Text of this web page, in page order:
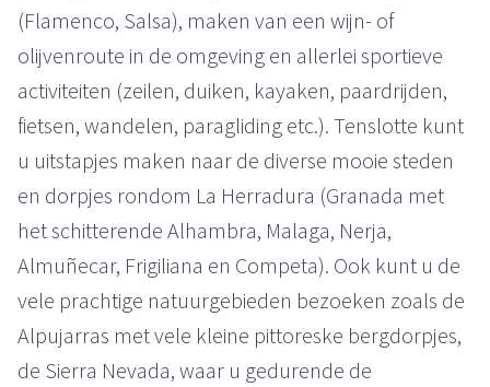
(Flamenco, Salsa), maken van een wijn- of
olijvenroute in de omgeving en allerlei sportieve
activiteiten (zeilen, duiken, kayaken, paardrijden,
fietsen, wandelen, paragliding etc.). Tenslotte kunt
u uitstapjes maken naar de diverse mooie steden
en dorpjes rondom La Herradura (Granada met
het schitterende Alhambra, Malaga, Nerja,
Almuñecar, Frigiliana en Competa). Ook kunt u de
vele prachtige natuurgebieden bezoeken zoals de
Alpujarras met vele kleine pittoreske bergdorpjes,
de Sierra Nevada, waar u gedurende de